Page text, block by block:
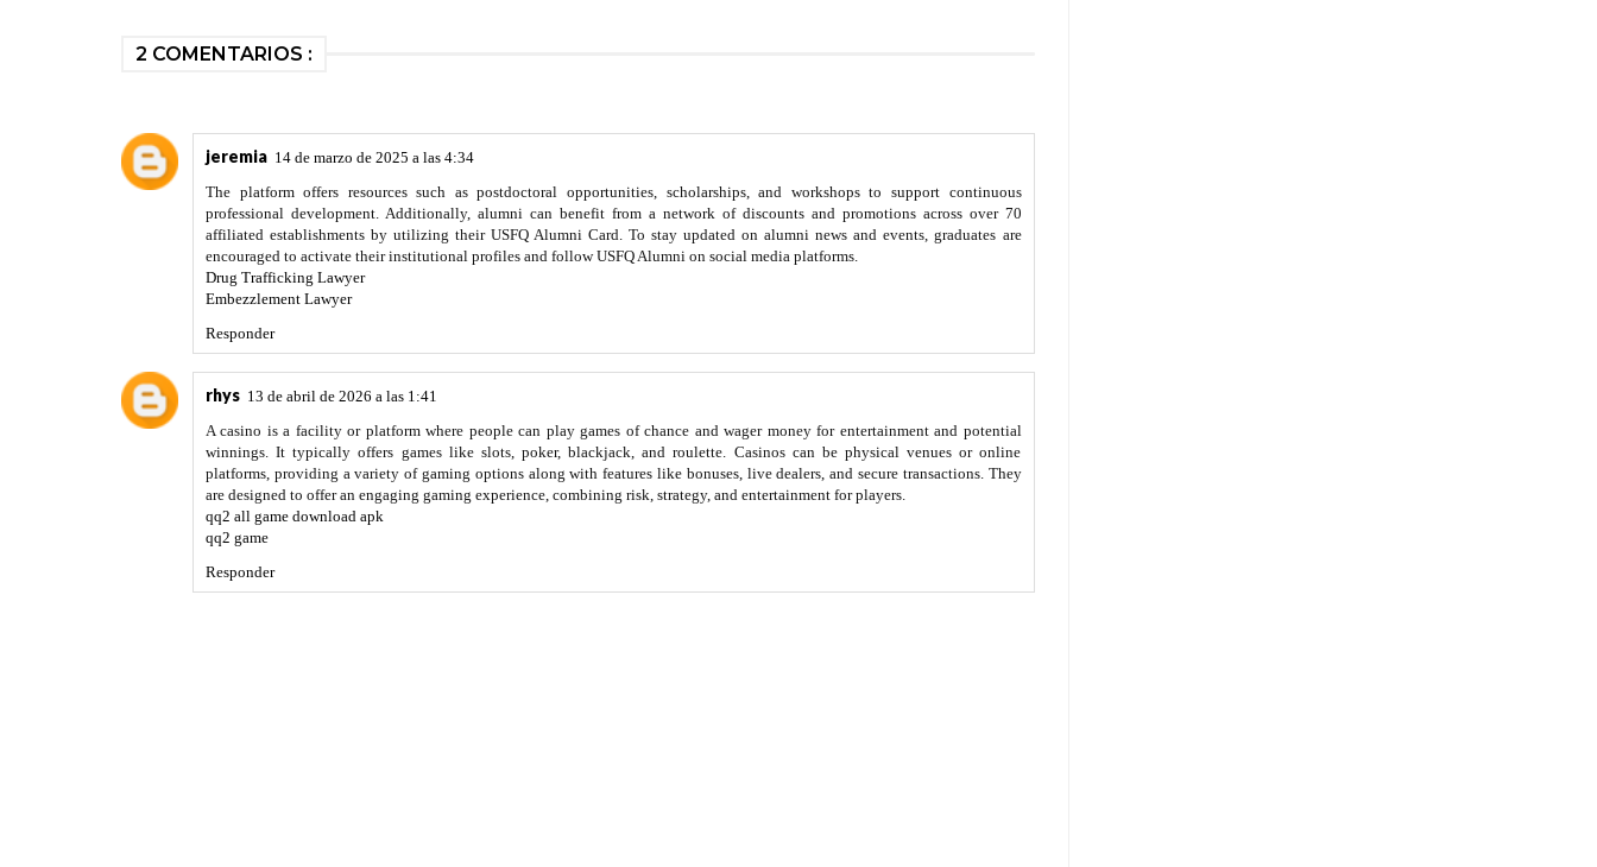
2 COMENTARIOS :
jeremia 14 de marzo de 2025 a las 4:34
The platform offers resources such as postdoctoral opportunities, scholarships, and workshops to support continuous
professional development. Additionally, alumni can benefit from a network of discounts and promotions across over 70
affiliated establishments by utilizing their USFQ Alumni Card. To stay updated on alumni news and events, graduates are
encouraged to activate their institutional profiles and follow USFQ Alumni on social media platforms.
Drug Trafficking Lawyer
Embezzlement Lawyer
Responder
rhys 13 de abril de 2026 a las 1:41
A casino is a facility or platform where people can play games of chance and wager money for entertainment and potential
winnings. It typically offers games like slots, poker, blackjack, and roulette. Casinos can be physical venues or online
platforms, providing a variety of gaming options along with features like bonuses, live dealers, and secure transactions. They
are designed to offer an engaging gaming experience, combining risk, strategy, and entertainment for players.
qq2 all game download apk
qq2 game
Responder